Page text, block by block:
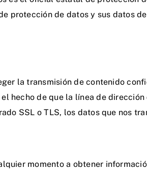
protección de datos y sus datos
la transmisión de contenido
hecho de que la línea de
SSL o TLS, los datos que nos
momento a obtener